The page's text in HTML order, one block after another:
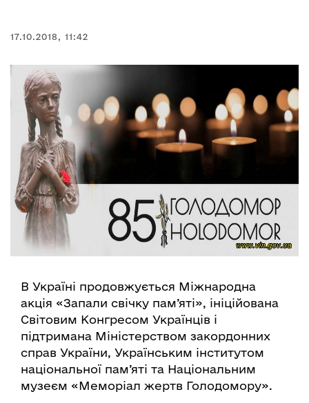
17.10.2018, 11:42
В Україні продовжується Міжнародна
акція «Запали свічку пам’яті», ініційована
Світовим Конгресом Українців і
підтримана Міністерством закордонних
справ України, Українським інститутом
національної пам’яті та Національним
музеєм «Меморіал жертв Голодомору».